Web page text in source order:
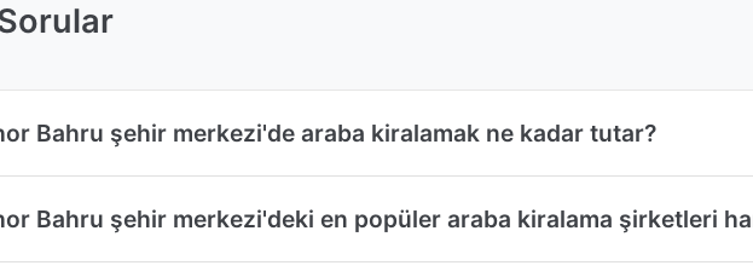
Bahru şehir merkezi'de araba kiralamak ne kadar tutar?
Bahru şehir merkezi'deki en popüler araba kiralama şirketleri